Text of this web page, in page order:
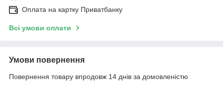
Оплата на картку Приватбанку
Всі умови оплати
Умови повернення
Повернення товару впродовж 14 днів за домовленістю